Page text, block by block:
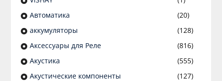
Автоматика
(20)
аккумуляторы
(128)
Аксессуары для Реле
(816)
Акустика
(555)
Акустические компоненты
(127)